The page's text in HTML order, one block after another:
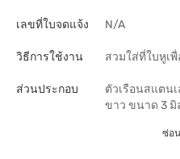
เลขที่ใบจดแจ้ง N/A
วิธีการใช้งาน สวมใส่ที่ใบหูเ
ส่วนประกอบ
ตัวเรือนสแตน
ขาว ขนาด 3 มิ
ซ่อน